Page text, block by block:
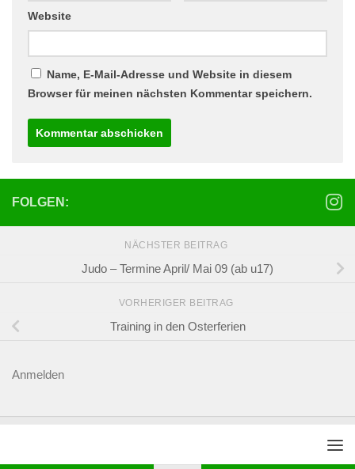
Website
Name, E-Mail-Adresse und Website in diesem
Browser für meinen nächsten Kommentar speichern.
FOLGEN:
NÄCHSTER BEITRAG
Judo – Termine April/ Mai 09 (ab u17)
VORHERIGER BEITRAG
Training in den Osterferien
Anmelden